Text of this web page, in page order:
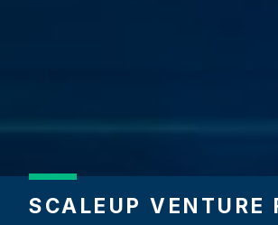
SCALEUP VENTURE